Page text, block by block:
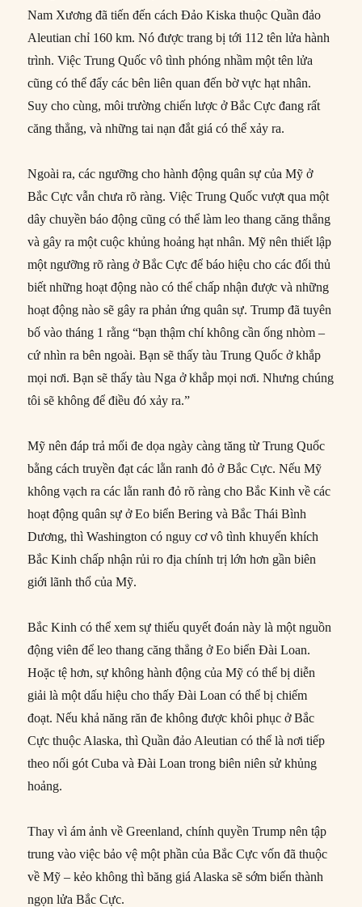
Nam Xương đã tiến đến cách Đảo Kiska thuộc Quần đảo
Aleutian chỉ 160 km. Nó được trang bị tới 112 tên lửa hành
trình. Việc Trung Quốc vô tình phóng nhầm một tên lửa
cũng có thể đẩy các bên liên quan đến bờ vực hạt nhân.
Suy cho cùng, môi trường chiến lược ở Bắc Cực đang rất
căng thẳng, và những tai nạn đắt giá có thể xảy ra.
Ngoài ra, các ngưỡng cho hành động quân sự của Mỹ ở
Bắc Cực vẫn chưa rõ ràng. Việc Trung Quốc vượt qua một
dây chuyền báo động cũng có thể làm leo thang căng thẳng
và gây ra một cuộc khủng hoảng hạt nhân. Mỹ nên thiết lập
một ngưỡng rõ ràng ở Bắc Cực để báo hiệu cho các đối thủ
biết những hoạt động nào có thể chấp nhận được và những
hoạt động nào sẽ gây ra phản ứng quân sự. Trump đã tuyên
bố vào tháng 1 rằng “bạn thậm chí không cần ống nhòm –
cứ nhìn ra bên ngoài. Bạn sẽ thấy tàu Trung Quốc ở khắp
mọi nơi. Bạn sẽ thấy tàu Nga ở khắp mọi nơi. Nhưng chúng
tôi sẽ không để điều đó xảy ra.”
Mỹ nên đáp trả mối đe dọa ngày càng tăng từ Trung Quốc
bằng cách truyền đạt các lằn ranh đỏ ở Bắc Cực. Nếu Mỹ
không vạch ra các lằn ranh đỏ rõ ràng cho Bắc Kinh về các
hoạt động quân sự ở Eo biển Bering và Bắc Thái Bình
Dương, thì Washington có nguy cơ vô tình khuyến khích
Bắc Kinh chấp nhận rủi ro địa chính trị lớn hơn gần biên
giới lãnh thổ của Mỹ.
Bắc Kinh có thể xem sự thiếu quyết đoán này là một nguồn
động viên để leo thang căng thẳng ở Eo biển Đài Loan.
Hoặc tệ hơn, sự không hành động của Mỹ có thể bị diễn
giải là một dấu hiệu cho thấy Đài Loan có thể bị chiếm
đoạt. Nếu khả năng răn đe không được khôi phục ở Bắc
Cực thuộc Alaska, thì Quần đảo Aleutian có thể là nơi tiếp
theo nối gót Cuba và Đài Loan trong biên niên sử khủng
hoảng.
Thay vì ám ảnh về Greenland, chính quyền Trump nên tập
trung vào việc bảo vệ một phần của Bắc Cực vốn đã thuộc
về Mỹ – kẻo không thì băng giá Alaska sẽ sớm biến thành
ngọn lửa Bắc Cực.